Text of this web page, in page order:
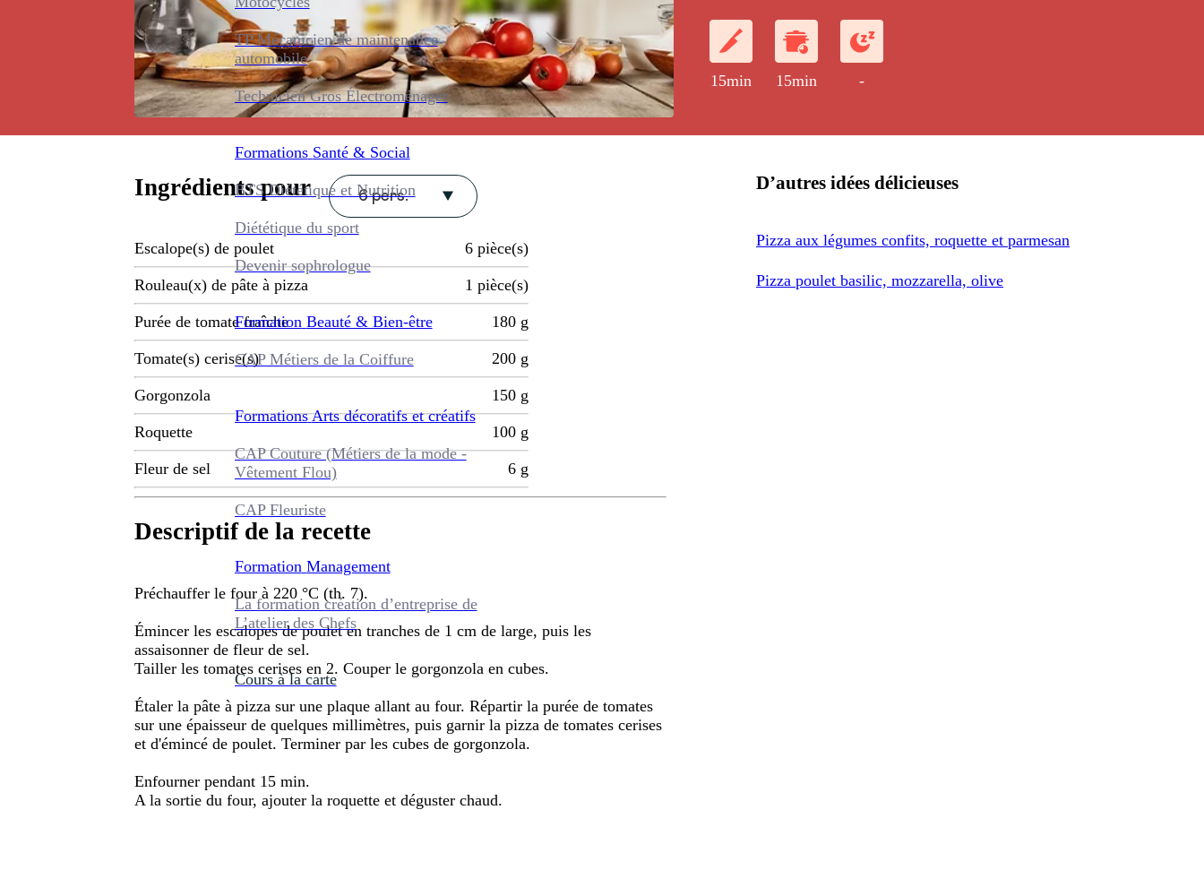
TP Mécanicien de maintenance
automobile
Technicien Gros Électroménager
Formations Santé & Social
BTS Diététique et Nutrition
Diététique du sport
Devenir sophrologue
Formation Beauté & Bien-être
CAP Métiers de la Coiffure
Formations Arts décoratifs et créatifs
CAP Couture (Métiers de la mode -
Vêtement Flou)
CAP Fleuriste
Formation Management
La formation création d’entreprise de
L’atelier des Chefs
Cours à la carte
15min 15min -
Ingrédients pour 6 pers.
Escalope(s) de poulet 6 pièce(s)
Rouleau(x) de pâte à pizza 1 pièce(s)
Purée de tomate fraîche 180 g
Tomate(s) cerise(s) 200 g
Gorgonzola 150 g
Roquette 100 g
Fleur de sel 6 g
Descriptif de la recette
Préchauffer le four à 220 °C (th. 7).
Émincer les escalopes de poulet en tranches de 1 cm de large, puis les
assaisonner de fleur de sel.
Tailler les tomates cerises en 2. Couper le gorgonzola en cubes.
Étaler la pâte à pizza sur une plaque allant au four. Répartir la purée de tomates
sur une épaisseur de quelques millimètres, puis garnir la pizza de tomates cerises
et d'émincé de poulet. Terminer par les cubes de gorgonzola.
Enfourner pendant 15 min.
A la sortie du four, ajouter la roquette et déguster chaud.
D’autres idées délicieuses
Pizza aux légumes confits, roquette et parmesan
Pizza poulet basilic, mozzarella, olive